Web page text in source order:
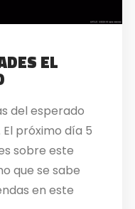
EL
del esperado
próximo día 5
sobre este
que se sabe
en este